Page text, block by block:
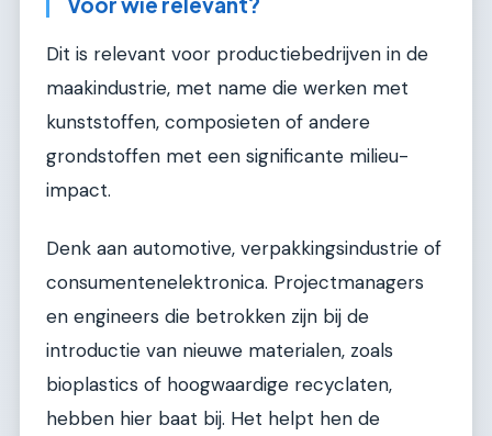
Dit is relevant voor productiebedrijven in de
maakindustrie, met name die werken met
kunststoffen, composieten of andere
grondstoffen met een significante milieu-
impact.
Denk aan automotive, verpakkingsindustrie of
consumentenelektronica. Projectmanagers
en engineers die betrokken zijn bij de
introductie van nieuwe materialen, zoals
bioplastics of hoogwaardige recyclaten,
hebben hier baat bij. Het helpt hen de